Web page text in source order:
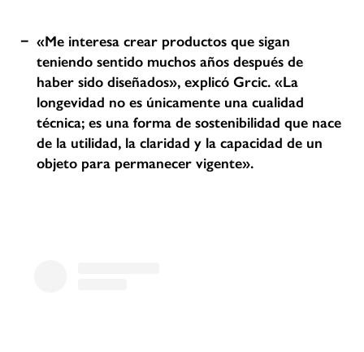
«Me interesa crear productos que sigan
teniendo sentido muchos años después de
haber sido diseñados», explicó Grcic. «La
longevidad no es únicamente una cualidad
técnica; es una forma de sostenibilidad que nace
de la utilidad, la claridad y la capacidad de un
objeto para permanecer vigente».